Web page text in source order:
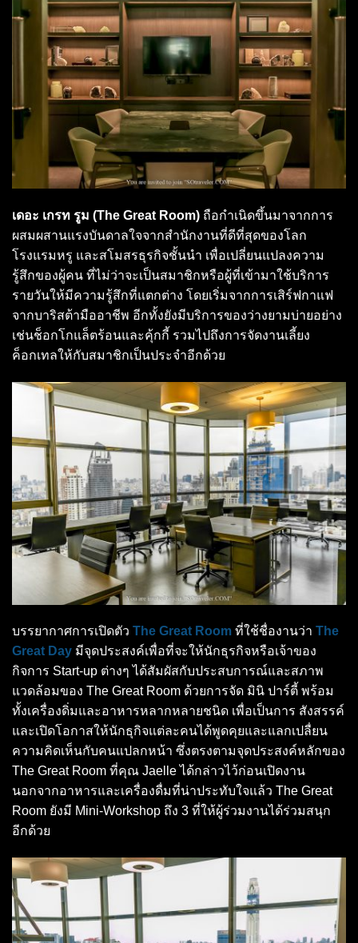
เดอะ เกรท รูม (The Great Room) ถือกำเนิดขึ้นมาจากการ
ผสมผสานแรงบันดาลใจจากสำนักงานที่ดีที่สุดของโลก
โรงแรมหรู และสโมสรธุรกิจชั้นนำ เพื่อเปลี่ยนแปลงความ
รู้สึกของผู้คน ที่ไม่ว่าจะเป็นสมาชิกหรือผู้ที่เข้ามาใช้บริการ
รายวันให้มีความรู้สึกที่แตกต่าง โดยเริ่มจากการเสิร์ฟกาแฟ
จากบาริสต้ามืออาชีพ อีกทั้งยังมีบริการของว่างยามบ่ายอย่าง
เช่นช็อกโกแล็ตร้อนและคุ้กกี้ รวมไปถึงการจัดงานเลี้ยง
ค็อกเทลให้กับสมาชิกเป็นประจำอีกด้วย
บรรยากาศการเปิดตัว The Great Room ที่ใช้ชื่องานว่า The
Great Day มีจุดประสงค์เพื่อที่จะให้นักธุรกิจหรือเจ้าของ
กิจการ Start-up ต่างๆ ได้สัมผัสกับประสบการณ์และสภาพ
แวดล้อมของ The Great Room ด้วยการจัด มินิ ปาร์ตี้ พร้อม
ทั้งเครื่องดิ่มและอาหารหลากหลายชนิด เพื่อเป็นการ สังสรรค์
และเปิดโอกาสให้นักธุกิจแต่ละคนได้พูดคุยและแลกเปลื่ยน
ความคิดเห็นกับคนแปลกหน้า ซึ่งตรงตามจุดประสงค์หลักของ
The Great Room ที่คุณ Jaelle ได้กล่าวไว้ก่อนเปิดงาน
นอกจากอาหารและเครื่องดื่มที่น่าประทับใจแล้ว The Great
Room ยังมี Mini-Workshop ถึง 3 ที่ให้ผู้ร่วมงานได้ร่วมสนุก
อีกด้วย